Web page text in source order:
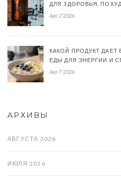
ДЛЯ ЗДОРОВЬЯ,
Авг 2 2026
КАКОЙ ПРОДУКТ
ЕДЫ ДЛЯ ЭНЕРГИИ И
Авг 7 2026
АРХИВЫ
АВГУСТА 2026
ИЮЛЯ 2026